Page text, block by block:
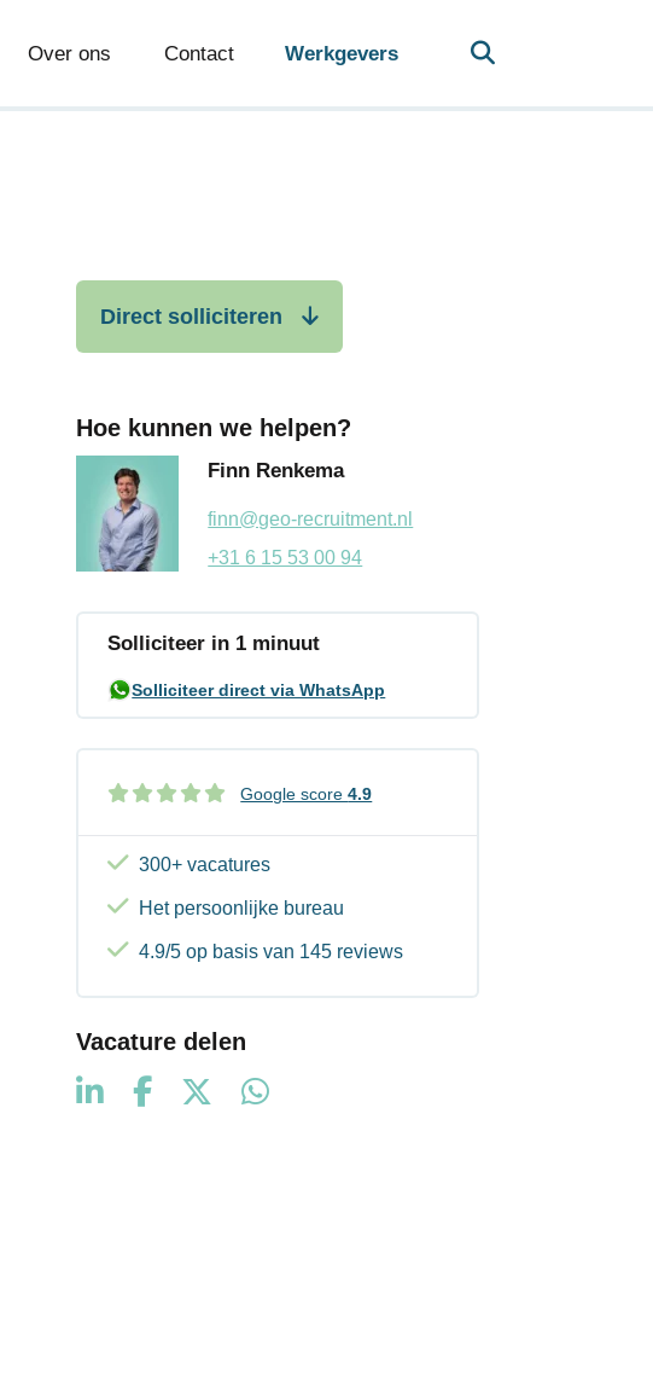
Over ons Contact Werkgevers
Direct solliciteren
Hoe kunnen we helpen?
Finn Renkema
finn@geo-recruitment.nl
+31 6 15 53 00 94
Solliciteer in 1 minuut
Solliciteer direct via WhatsApp
Google score4.9
300+ vacatures
Het persoonlijke bureau
4.9/5 op basis van 145 reviews
Vacature delen